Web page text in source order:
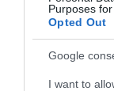
Purposes
Opted Out
Google
I want to